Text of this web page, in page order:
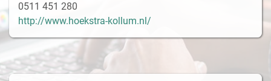
0511 451 280
http://www.hoekstra-kollum.nl/